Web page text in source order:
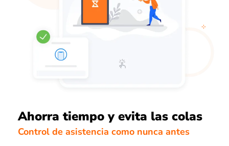
Ahorra tiempo y evita las colas
Control de asistencia como nunca antes